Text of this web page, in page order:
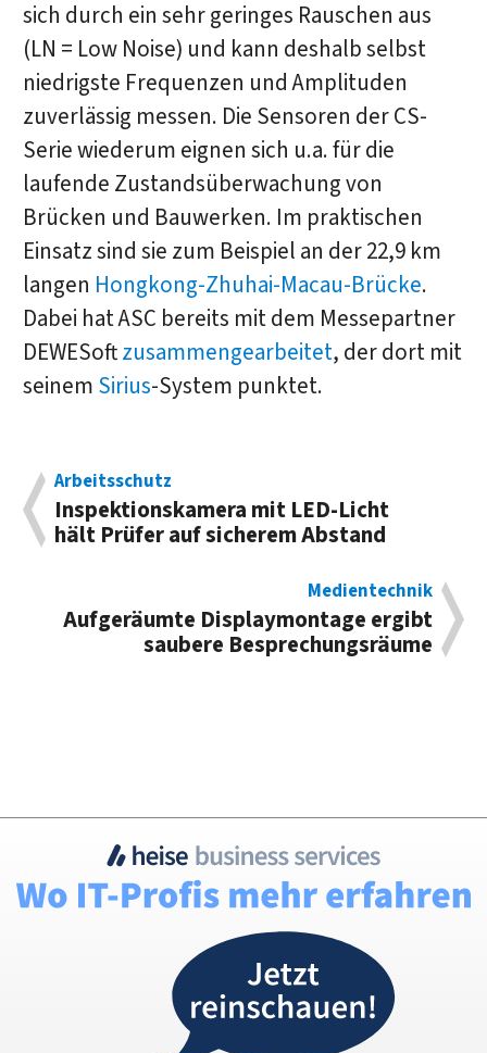
sich durch ein sehr geringes Rauschen aus
(LN = Low Noise) und kann deshalb selbst
niedrigste Frequenzen und Amplituden
zuverlässig messen. Die Sensoren der CS-
Serie wiederum eignen sich u.a. für die
laufende Zustandsüberwachung von
Brücken und Bauwerken. Im praktischen
Einsatz sind sie zum Beispiel an der 22,9 km
langen Hongkong-Zhuhai-Macau-Brücke.
Dabei hat ASC bereits mit dem Messepartner
DEWESoftzusammengearbeitet, der dort mit
seinem Sirius-System punktet.
Arbeitsschutz
Inspektions­kamera mit LED-Licht
hält Prüfer auf sicherem Abstand
Medientechnik
Aufgeräumte Display­montage ergibt
saubere Besprechungs­räume